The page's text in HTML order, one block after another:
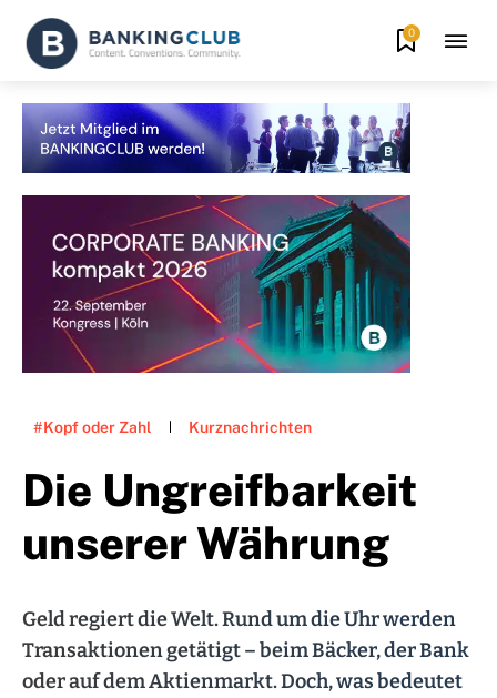
0
#Kopf oder Zahl Kurznachrichten
Die Ungreifbarkeit
unserer Währung
Geld regiert die Welt. Rund um die Uhr werden
Transaktionen getätigt – beim Bäcker, der Bank
oder auf dem Aktienmarkt. Doch, was bedeutet